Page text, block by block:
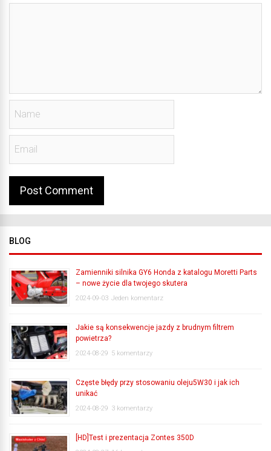
BLOG
Zamienniki silnika GY6 Honda z katalogu Moretti Parts
– nowe życie dla twojego skutera
2024-09-03 Jeden komentarz
Jakie są konsekwencje jazdy z brudnym filtrem
powietrza?
2024-08-29 5 komentarzy
Częste błędy przy stosowaniu oleju5W30 i jak ich
unikać
2024-08-29 3 komentarzy
[HD]Test i prezentacja Zontes 350D